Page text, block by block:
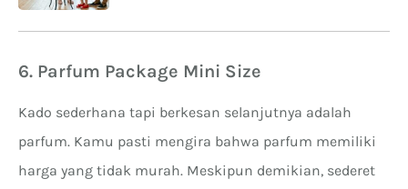
6. Parfum Package Mini Size
Kado sederhana tapi berkesan selanjutnya adalah
parfum. Kamu pasti mengira bahwa parfum memiliki
harga yang tidak murah. Meskipun demikian, sederet